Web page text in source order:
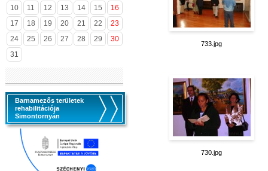
10
11 12 13 14 15
16
17
18 19 20 21 22
23
24
25 26 27 28 29
30
31
Barnamezős területek
rehabilitációja
Simontornyán
733.jpg
730.jpg